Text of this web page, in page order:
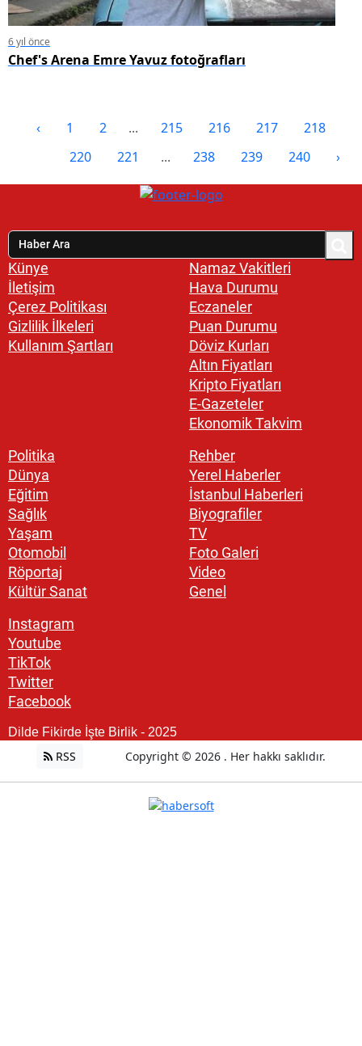
6 yıl önce
Chef's Arena Emre Yavuz fotoğrafları
‹ 1 2 ... 215 216 217
218
220 221 ... 238 239 240 ›
Künye
İletişim
Çerez Politikası
Gizlilik İlkeleri
Kullanım Şartları
Namaz Vakitleri
Hava Durumu
Eczaneler
Puan Durumu
Döviz Kurları
Altın Fiyatları
Kripto Fiyatları
E-Gazeteler
Ekonomik Takvim
Politika
Dünya
Eğitim
Sağlık
Yaşam
Otomobil
Röportaj
Kültür Sanat
Rehber
Yerel Haberler
İstanbul Haberleri
Biyografiler
TV
Foto Galeri
Video
Genel
Instagram
Youtube
TikTok
Twitter
Facebook
Dilde Fikirde İşte Birlik - 2025
RSS Copyright © 2026 . Her hakkı saklıdır.